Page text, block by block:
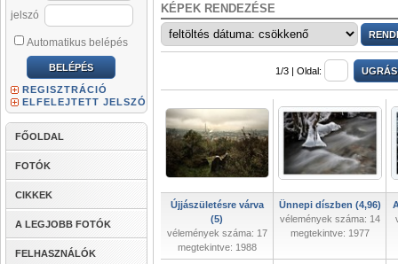
jelszó
Automatikus belépés
REGISZTRÁCIÓ
ELFELEJTETT JELSZÓ
FŐOLDAL
FOTÓK
CIKKEK
A LEGJOBB FOTÓK
FELHASZNÁLÓK
KÉPEK RENDEZÉSE
1/3 | Oldal:
Újjászületésre várva
(5)
vélemények száma: 17
megtekintve: 1988
Ünnepi díszben (4,96)
vélemények száma: 14
megtekintve: 1977